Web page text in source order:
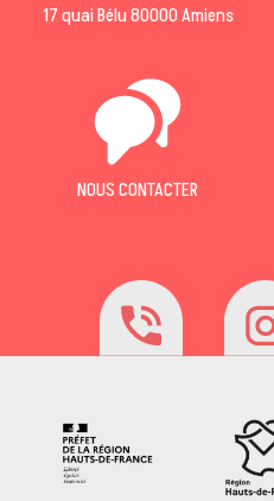
17 quai Bélu 80000 Amiens
NOUS CONTACTER